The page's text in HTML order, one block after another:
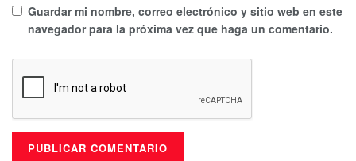
Guardar mi nombre, correo electrónico y sitio web en este
navegador para la próxima vez que haga un comentario.